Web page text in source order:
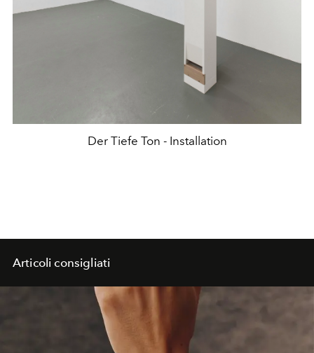
Der Tiefe Ton - Installation
Articoli consigliati